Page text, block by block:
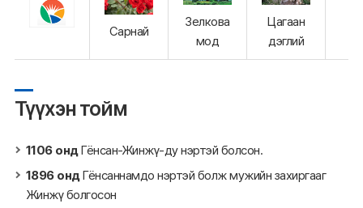
Сарнай
Зелкова
мод
Цагаан
дэглий
Түүхэн тойм
1106 ондГёнсан-Жинжү-ду нэртэй болсон.
1896 ондГёнсаннамдо нэртэй болж мужийн захиргааг
Жинжү болгосон